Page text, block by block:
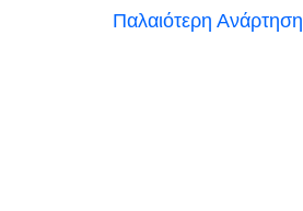
Παλαιότερη Ανάρτηση